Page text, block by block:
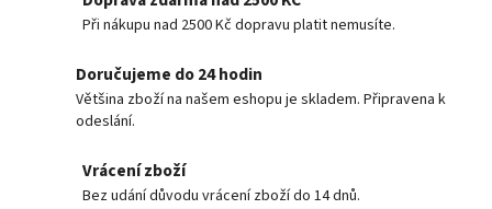
Při nákupu nad 2500 Kč dopravu platit nemusíte.
Doručujeme do 24 hodin
Většina zboží na našem eshopu je skladem. Připravena k
odeslání.
Vrácení zboží
Bez udání důvodu vrácení zboží do 14 dnů.